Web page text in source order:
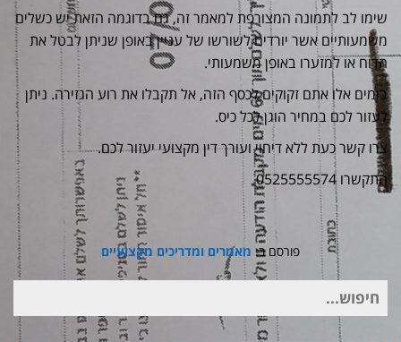
שימו לב לתמונה המצורפת למאמר זה, גם בדוגמה הזאת יש כשלים
משמעותיים אשר יורדים לשורשו של עניין באופן שניתן לבטל את
הדוח או למזערו באופן משמעותי.
בימים אלו אתם זקוקים לכסף הזה, אל תקבלו את רוע הגזירה. ניתן
לעזור לכם במחיר הוגן לכל כיס.
צרו קשר כעת ללא דיחוי ועורך דין מקצועי יעזור לכם.
התקשרו 0525555574
פורסם ב: מאמרים ומדריכים מקצועיים
חיפוש